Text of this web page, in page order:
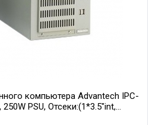
компьютера Advantech IPC-
PSU, Отсеки:(1*3.5"int,